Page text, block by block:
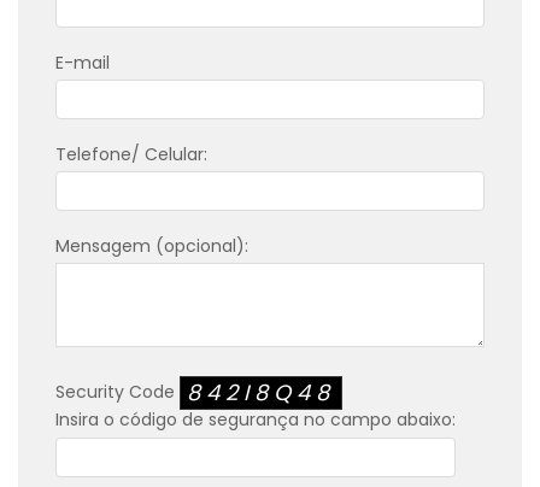
E-mail
Telefone/ Celular:
Mensagem (opcional):
Security Code 842I8Q48
Insira o código de segurança no campo abaixo: